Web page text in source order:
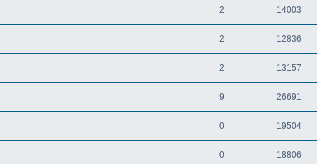
2 14003
2 12836
2 13157
9 26691
0 19504
0 18806